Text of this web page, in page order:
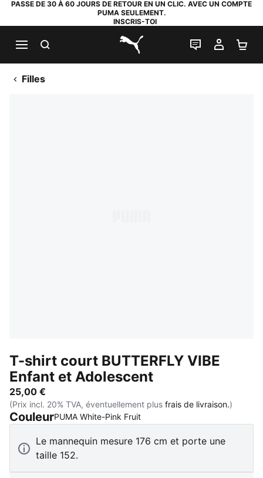
PASSE DE 30 À 60 JOURS DE RETOUR EN UN CLIC. AVEC UN COMPTE
PUMA SEULEMENT.
INSCRIS-TOI
PUMA.com
LIVE CHAT
MON
Filles
T-shirt court BUTTERFLY VIBE
Enfant et Adolescent
25,00 €
(Prix incl. 20% TVA, éventuellement plus frais de livraison.)
CouleurPUMA White-Pink Fruit:
Le mannequin mesure 176 cm et porte une
taille 152.